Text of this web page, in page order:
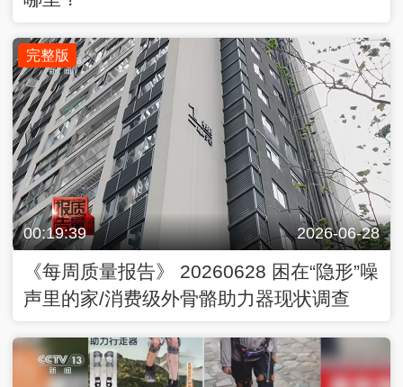
完整版
00:19:39 2026-06-28
《每周质量报告》 20260628 困在“隐形”噪
声里的家/消费级外骨骼助力器现状调查